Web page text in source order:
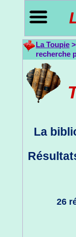
La Toupie >
recherche
La
26